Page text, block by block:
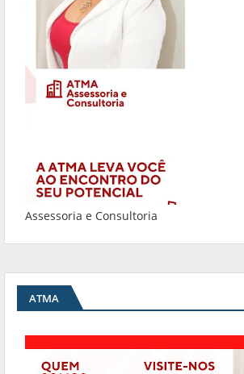
Assessoria e Consultoria
ATMA